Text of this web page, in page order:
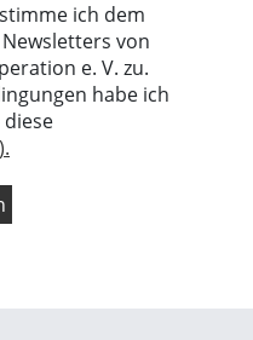
ich dem
von
e. V. zu.
habe ich